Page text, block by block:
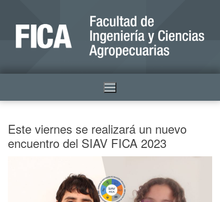
Este viernes se realizará un nuevo
encuentro del SIAV FICA 2023